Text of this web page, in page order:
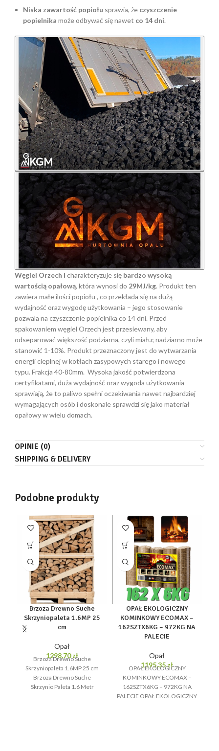
Niska zawartość popiołu sprawia, że czyszczenie
popielnika może odbywać się nawet co 14 dni.
Węgiel Orzech I charakteryzuje się bardzo wysoką
wartością opałową, która wynosi do 29MJ/kg. Produkt ten
zawiera małe ilości popiołu , co przekłada się na dużą
wydajność oraz wygodę użytkowania – jego stosowanie
pozwala na czyszczenie popielnika co 14 dni. Przed
spakowaniem węgiel Orzech jest przesiewany, aby
odseparować większość podziarna, czyli miału; nadziarno może
stanowić 1-10%. Produkt przeznaczony jest do wytwarzania
energii cieplnej w kotłach zasypowych starego i nowego
typu. Frakcja 40-80mm. Wysoka jakość potwierdzona
certyfikatami, duża wydajność oraz wygoda użytkowania
sprawiają, że to paliwo spełni oczekiwania nawet najbardziej
wymagających osób i doskonale sprawdzi się jako materiał
opałowy w wielu domach.
OPINIE (0)
SHIPPING & DELIVERY
Podobne produkty
Brzoza Drewno Suche
Skrzyniopaleta 1.6MP 25
cm
Opał
1298,70zł
Brzoza Drewno Suche
Skrzyniopaleta 1.6MP 25 cm
Brzoza Drewno Suche
Skrzynio Paleta 1.6 Metr
OPAŁ EKOLOGICZNY
KOMINKOWY ECOMAX –
162SZTX6KG – 972KG NA
PALECIE
Opał
1195,35zł
OPAŁ EKOLOGICZNY
KOMINKOWY ECOMAX –
162SZTX6KG – 972KG NA
PALECIE OPAŁ EKOLOGICZNY